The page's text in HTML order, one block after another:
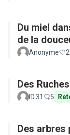
Du miel
de la
Anonyme
Des
ID.31 5
Des arbres